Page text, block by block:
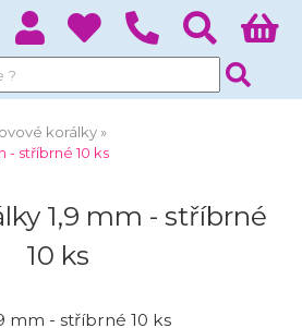
korálky
- stříbrné 10 ks
1,9 mm - stříbrné
10 ks
mm - stříbrné 10 ks